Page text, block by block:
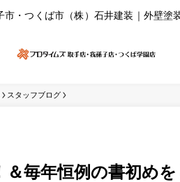
市・つくば市（株）⽯井建装｜外壁塗
スタッフブログ
＆毎年恒例の書初め